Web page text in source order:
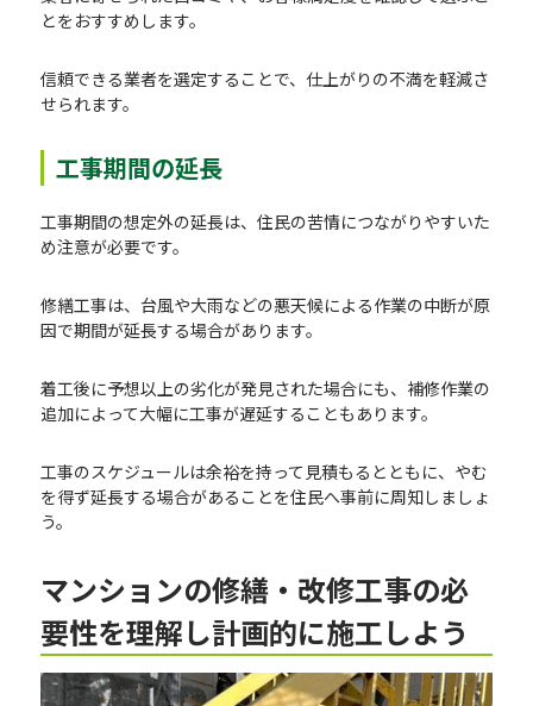
とをおすすめします。
信頼できる業者を選定することで、仕上がりの不満を軽減さ
せられます。
工事期間の延長
工事期間の想定外の延長は、住民の苦情につながりやすいた
め注意が必要です。
修繕工事は、台風や大雨などの悪天候による作業の中断が原
因で期間が延長する場合があります。
着工後に予想以上の劣化が発見された場合にも、補修作業の
追加によって大幅に工事が遅延することもあります。
工事のスケジュールは余裕を持って見積もるとともに、やむ
を得ず延長する場合があることを住民へ事前に周知しましょ
う。
マンションの修繕・改修工事の必
要性を理解し計画的に施工しよう